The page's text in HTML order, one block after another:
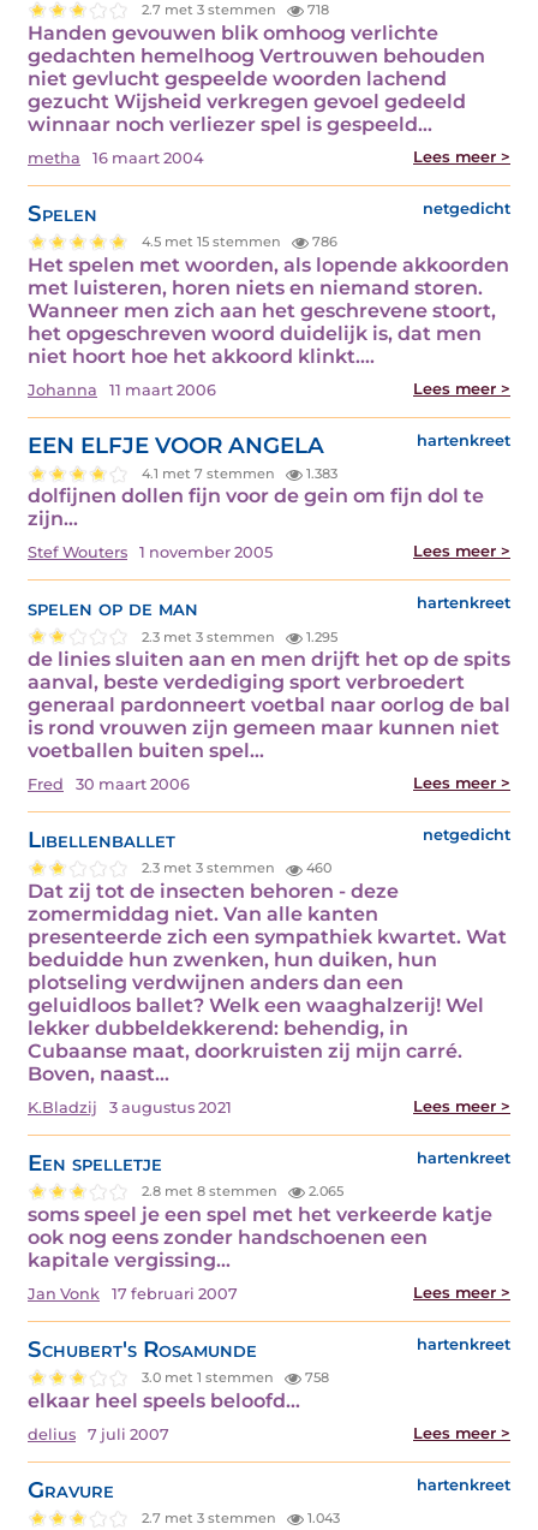
2.7 met 3 stemmen 718
Handen gevouwen blik omhoog verlichte
gedachten hemelhoog Vertrouwen behouden
niet gevlucht gespeelde woorden lachend
gezucht Wijsheid verkregen gevoel gedeeld
winnaar noch verliezer spel is gespeeld…
metha 16 maart 2004 Lees meer >
Spelen netgedicht
4.5 met 15 stemmen 786
Het spelen met woorden, als lopende akkoorden
met luisteren, horen niets en niemand storen.
Wanneer men zich aan het geschrevene stoort,
het opgeschreven woord duidelijk is, dat men
niet hoort hoe het akkoord klinkt.…
Johanna 11 maart 2006 Lees meer >
EEN ELFJE VOOR ANGELA hartenkreet
4.1 met 7 stemmen 1.383
dolfijnen dollen fijn voor de gein om fijn dol te
zijn…
Stef Wouters 1 november 2005 Lees meer >
spelen op de man hartenkreet
2.3 met 3 stemmen 1.295
de linies sluiten aan en men drijft het op de spits
aanval, beste verdediging sport verbroedert
generaal pardonneert voetbal naar oorlog de bal
is rond vrouwen zijn gemeen maar kunnen niet
voetballen buiten spel…
Fred 30 maart 2006 Lees meer >
Libellenballet netgedicht
2.3 met 3 stemmen 460
Dat zij tot de insecten behoren - deze
zomermiddag niet. Van alle kanten
presenteerde zich een sympathiek kwartet. Wat
beduidde hun zwenken, hun duiken, hun
plotseling verdwijnen anders dan een
geluidloos ballet? Welk een waaghalzerij! Wel
lekker dubbeldekkerend: behendig, in
Cubaanse maat, doorkruisten zij mijn carré.
Boven, naast…
K.Bladzij 3 augustus 2021 Lees meer >
Een spelletje hartenkreet
2.8 met 8 stemmen 2.065
soms speel je een spel met het verkeerde katje
ook nog eens zonder handschoenen een
kapitale vergissing…
Jan Vonk 17 februari 2007 Lees meer >
Schubert's Rosamunde hartenkreet
3.0 met 1 stemmen 758
elkaar heel speels beloofd…
delius 7 juli 2007 Lees meer >
Gravure hartenkreet
2.7 met 3 stemmen 1.043